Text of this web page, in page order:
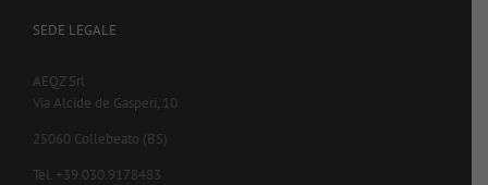
SEDE LEGALE
AEQZ Srl
Via Alcide de Gasperi, 10
25060 Collebeato (BS)
Tel. +39.030.9178483